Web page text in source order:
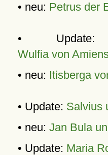
• neu: Petrus der
•
Wulfia von
• neu: Itisberga
• Update: Salvius
• neu: Jan Bula
• Update: Maria